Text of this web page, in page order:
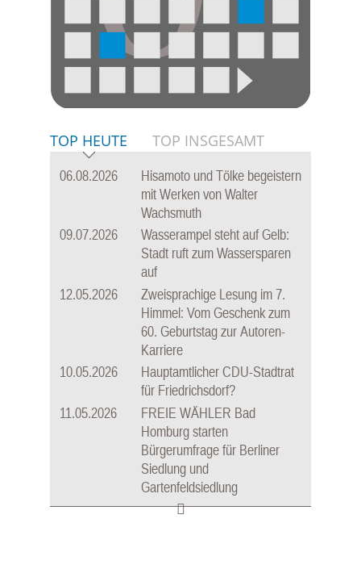
TOP HEUTE TOP INSGESAMT
06.08.2026
Hisamoto und Tölke begeistern
mit Werken von Walter
Wachsmuth
09.07.2026
Wasserampel steht auf Gelb:
Stadt ruft zum Wassersparen
auf
12.05.2026
Zweisprachige Lesung im 7.
Himmel: Vom Geschenk zum
60. Geburtstag zur Autoren-
Karriere
10.05.2026
Hauptamtlicher CDU-Stadtrat
für Friedrichsdorf?
11.05.2026
FREIE WÄHLER Bad
Homburg starten
Bürgerumfrage für Berliner
Siedlung und
Gartenfeldsiedlung